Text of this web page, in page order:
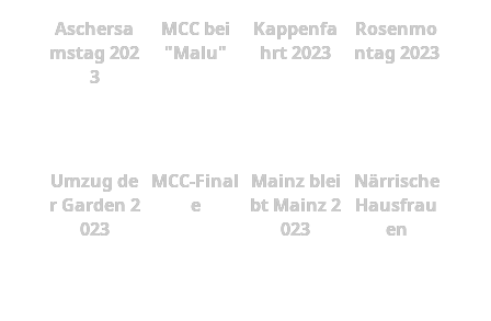
Aschersa
mstag 202
3
MCC bei
"Malu"
Kappenfa
hrt 2023
Rosenmo
ntag 2023
Umzug de
r Garden 2
023
MCC-Final
e
Mainz blei
bt Mainz 2
023
Närrische
Hausfrau
en